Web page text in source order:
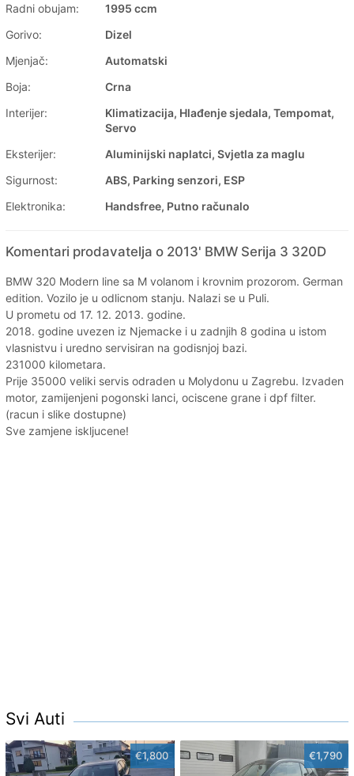
Radni obujam:
1995 ccm
Gorivo:
Dizel
Mjenjač:
Automatski
Boja:
Crna
Interijer:
Klimatizacija, Hlađenje sjedala, Tempomat,
Servo
Eksterijer:
Aluminijski naplatci, Svjetla za maglu
Sigurnost:
ABS, Parking senzori, ESP
Elektronika:
Handsfree, Putno računalo
Komentari prodavatelja o 2013' BMW Serija 3 320D
BMW 320 Modern line sa M volanom i krovnim prozorom. German
edition. Vozilo je u odlicnom stanju. Nalazi se u Puli.
U prometu od 17. 12. 2013. godine.
2018. godine uvezen iz Njemacke i u zadnjih 8 godina u istom
vlasnistvu i uredno servisiran na godisnjoj bazi.
231000 kilometara.
Prije 35000 veliki servis odraden u Molydonu u Zagrebu. Izvaden
motor, zamijenjeni pogonski lanci, ociscene grane i dpf filter.
(racun i slike dostupne)
Sve zamjene iskljucene!
Svi Auti
€1,800 €1,790